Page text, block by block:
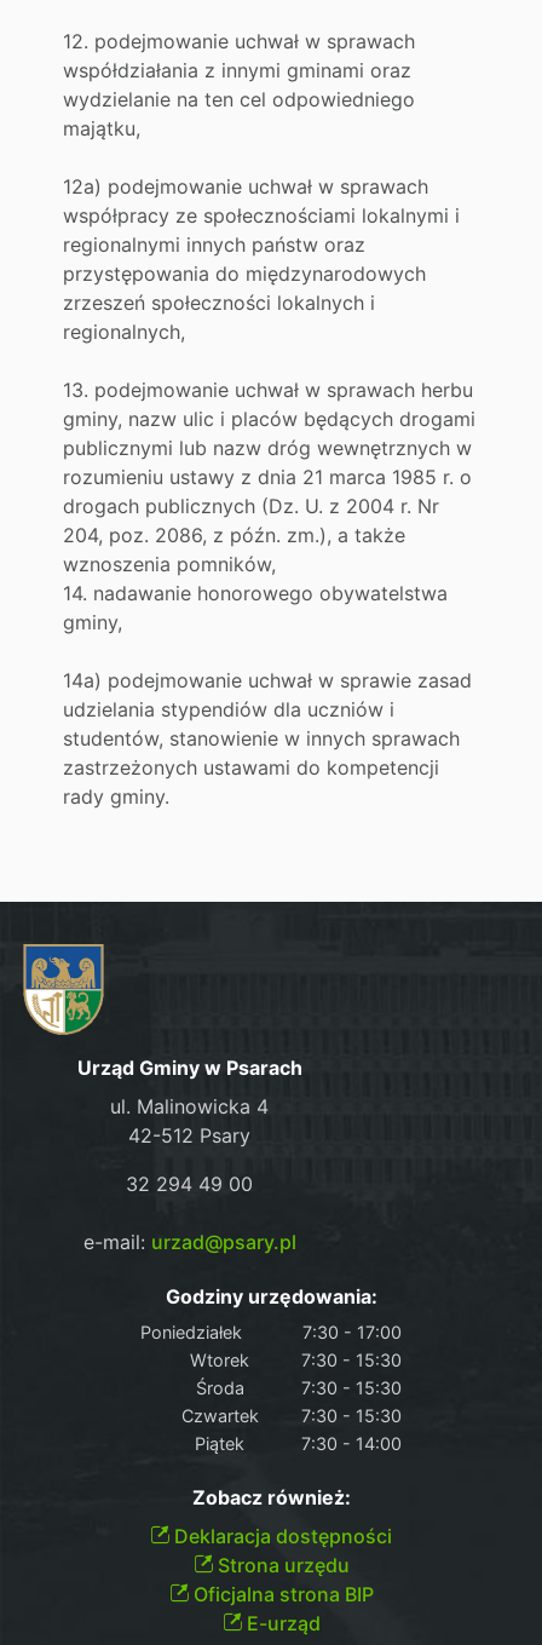
12. podejmowanie uchwał w sprawach
współdziałania z innymi gminami oraz
wydzielanie na ten cel odpowiedniego
majątku,
12a) podejmowanie uchwał w sprawach
współpracy ze społecznościami lokalnymi i
regionalnymi innych państw oraz
przystępowania do międzynarodowych
zrzeszeń społeczności lokalnych i
regionalnych,
13. podejmowanie uchwał w sprawach herbu
gminy, nazw ulic i placów będących drogami
publicznymi lub nazw dróg wewnętrznych w
rozumieniu ustawy z dnia 21 marca 1985 r. o
drogach publicznych (Dz. U. z 2004 r. Nr
204, poz. 2086, z późn. zm.), a także
wznoszenia pomników,
14. nadawanie honorowego obywatelstwa
gminy,
14a) podejmowanie uchwał w sprawie zasad
udzielania stypendiów dla uczniów i
studentów, stanowienie w innych sprawach
zastrzeżonych ustawami do kompetencji
rady gminy.
Urząd Gminy w Psarach
ul. Malinowicka 4
42-512 Psary
32 294 49 00
e-mail: urzad@psary.pl
Godziny urzędowania:
Poniedziałek
7:30 - 17:00
Wtorek
7:30 - 15:30
Środa
7:30 - 15:30
Czwartek
7:30 - 15:30
Piątek
7:30 - 14:00
Zobacz również:
Deklaracja dostępności
Strona urzędu
Oficjalna strona BIP
E-urząd